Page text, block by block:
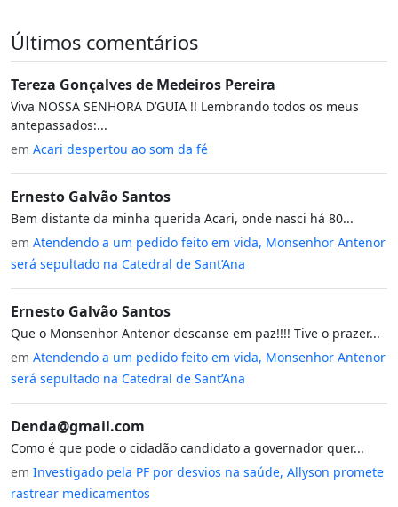
Últimos comentários
Tereza Gonçalves de Medeiros Pereira
Viva NOSSA SENHORA D’GUIA !! Lembrando todos os meus
antepassados:...
em Acari despertou ao som da fé
Ernesto Galvão Santos
Bem distante da minha querida Acari, onde nasci há 80...
em Atendendo a um pedido feito em vida, Monsenhor Antenor
será sepultado na Catedral de Sant’Ana
Ernesto Galvão Santos
Que o Monsenhor Antenor descanse em paz!!!! Tive o prazer...
em Atendendo a um pedido feito em vida, Monsenhor Antenor
será sepultado na Catedral de Sant’Ana
Denda@gmail.com
Como é que pode o cidadão candidato a governador quer...
em Investigado pela PF por desvios na saúde, Allyson promete
rastrear medicamentos